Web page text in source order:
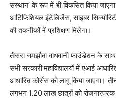
संस्थान’ के रूप में भी विकसित किया
आर्टिफिशियल इंटेलिजेंस, साइबर
की तकनीकों में प्रशिक्षण मिलेगा।
तीसरा समझौता वाधवानी फाउंडेशन के
सभी सरकारी महाविद्यालयों में एआई
आधारित कोर्सेस को लागू किया जाएगा।
लगभग 1.20 लाख छात्रों को